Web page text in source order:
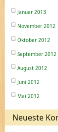
Januar 2013
November 2012
Oktober 2012
September 2012
August 2012
Juni 2012
Mai 2012
Neueste